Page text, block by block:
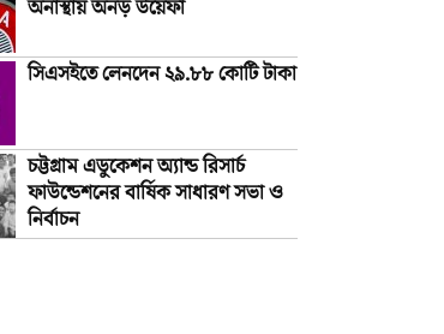
অনাস্থায় অনড় উয়েফা
সিএসইতে লেনদেন ২৯.৮৮ কোটি টাকা
চট্টগ্রাম এডুকেশন অ্যান্ড রিসার্চ
ফাউন্ডেশনের বার্ষিক সাধারণ সভা ও
নির্বাচন